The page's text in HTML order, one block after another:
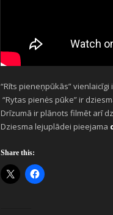
“Rīts pieneņpūkās”
“Rytas pienės pūke” ir
Drīzumā ir plānots filmēt arī
Dziesma lejuplādei pieejama
Share this: